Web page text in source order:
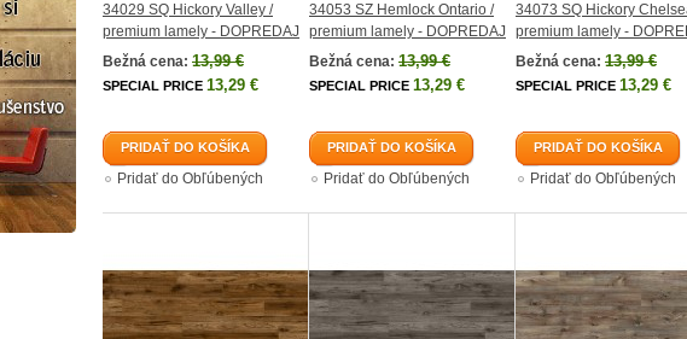
34029 SQ Hickory Valley /
premium lamely - DOPREDAJ
Bežná cena: 13,99 €
SPECIAL PRICE 13,29 €
PRIDAŤ DO KOŠÍKA
Pridať do Obľúbených
34053 SZ Hemlock Ontario /
premium lamely - DOPREDAJ
Bežná cena: 13,99 €
SPECIAL PRICE 13,29 €
PRIDAŤ DO KOŠÍKA
Pridať do Obľúbených
34073 SQ Hickory
premium lamely -
Bežná cena: 13,99 €
SPECIAL PRICE 13,29 €
PRIDAŤ DO KOŠÍKA
Pridať do Obľúbených